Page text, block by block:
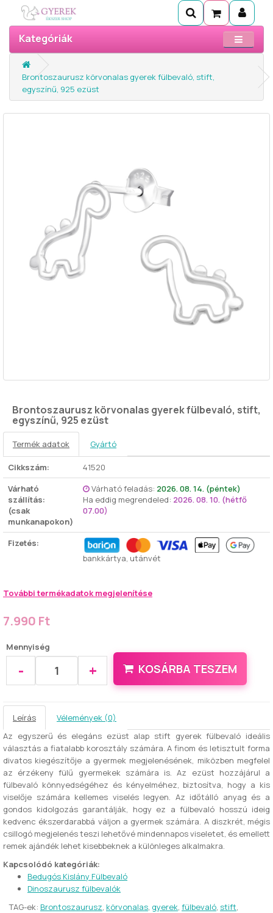
Kategóriák
Brontoszaurusz körvonalas gyerek fülbevaló, stift,
egyszínű, 925 ezüst
Brontoszaurusz körvonalas gyerek fülbevaló, stift,
egyszínű, 925 ezüst
Termék adatok Gyártó
Cikkszám:
41520
Várható
szállítás:
(csak
munkanapokon)
Várható feladás: 2026. 08. 14. (péntek)
Ha eddig megrendeled: 2026. 08. 10. (hétfő
07.00)
Fizetés:
bankkártya, utánvét
További termékadatok megjelenítése
7.990 Ft
Mennyiség
- + KOSÁRBA TESZEM
Leírás
Vélemények (0)
Az egyszerű és elegáns ezüst alap stift gyerek fülbevaló ideális
választás a fiatalabb korosztály számára. A finom és letisztult forma
divatos kiegészítője a gyermek megjelenésének, miközben megfelel
az érzékeny fülű gyermekek számára is. Az ezüst hozzájárul a
fülbevaló könnyedségéhez és kényelméhez, biztosítva, hogy a kis
viselője számára kellemes viselés legyen. Az időtálló anyag és a
gondos kidolgozás garantálják, hogy ez a fülbevaló hosszú ideig
kedvenc ékszerdarabbá váljon a gyermek számára. A diszkrét, mégis
csillogó megjelenés teszi lehetővé mindennapos viseletet, és emellett
remek ajándék lehet kisebbeknek a különleges alkalmakra.
Kapcsolódó kategóriák:
Bedugós Kislány Fülbevaló
Dinoszaurusz fülbevalók
TAG-ek: Brontoszaurusz, körvonalas, gyerek, fülbevaló, stift,